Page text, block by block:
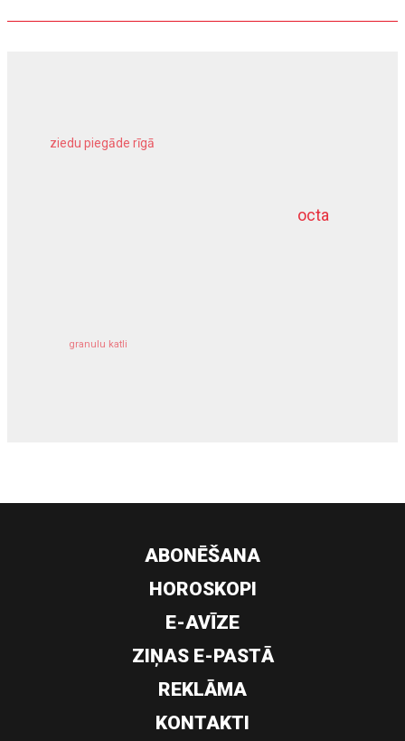
octa
ziedu piegāde rīgā
granulu katli
dziļurbums
ABONĒŠANA
HOROSKOPI
E-AVĪZE
ZIŅAS E-PASTĀ
REKLĀMA
KONTAKTI